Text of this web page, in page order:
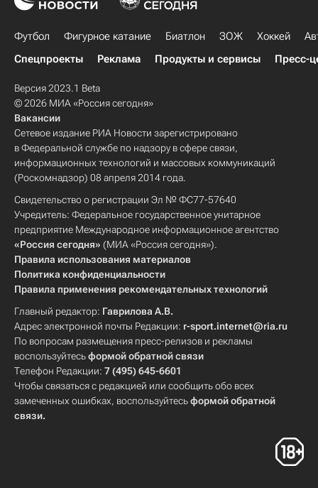
Футбол Фигурное катание Биатлон ЗОЖ Хоккей
Спецпроекты
Реклама Продукты и сервисы Пресс-
Версия 2023.1 Beta
© 2026 МИА «Россия сегодня»
Вакансии
Сетевое издание РИА Новости зарегистрировано
в Федеральной службе по надзору в сфере связи,
информационных технологий и массовых коммуникаций
(Роскомнадзор) 08 апреля 2014 года.
Свидетельство о регистрации Эл № ФС77-57640
Учредитель: Федеральное государственное унитарное
предприятие Международное информационное агентство
«Россия сегодня» (МИА «Россия сегодня»).
Правила использования материалов
Политика конфиденциальности
Правила применения рекомендательных технологий
Главный редактор: Гаврилова А.В.
Адрес электронной почты Редакции: r-sport.internet@ria.ru
По вопросам размещения пресс-релизов и рекламы
воспользуйтесьформой обратной связи
Телефон Редакции: 7 (495) 645-6601
Чтобы связаться с редакцией или сообщить обо всех
замеченных ошибках, воспользуйтесьформой обратной
связи.